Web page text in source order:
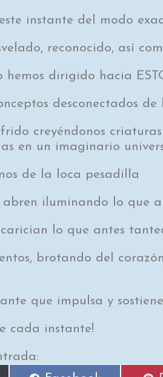
instante del modo
reconocido, así
hemos dirigido hacia
desconectados
creyéndonos
en un imaginario
de la loca pesadilla
abren iluminando lo que
lo que antes
brotando del
que impulsa y
cada instante!